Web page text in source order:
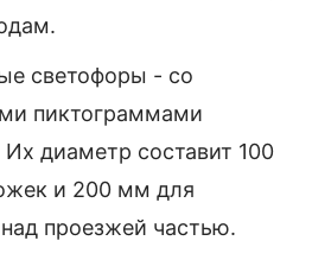
светофоры - со
пиктограммами
Их диаметр составит 100
и 200 мм для
проезжей частью.